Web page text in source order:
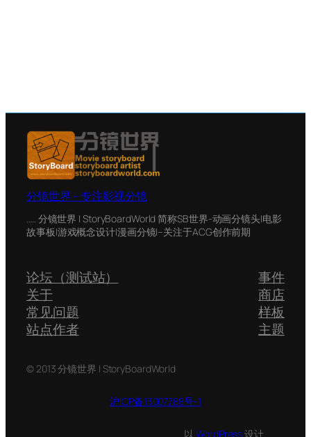
分镜世界 – 专注影视分镜
….. 分镜世界 | StoryBoardWorld 简称SB世界-动画分镜头|电影
故事板|游戏概念设计|漫画分镜|–关注于ACG创作前期
论坛（测试站）
关于
常见问题
站点作者
事件
商店
样板
主题
© 2013 分镜世界 | StoryBoardWorld
沪ICP备13007788号-1
以WordPress设计